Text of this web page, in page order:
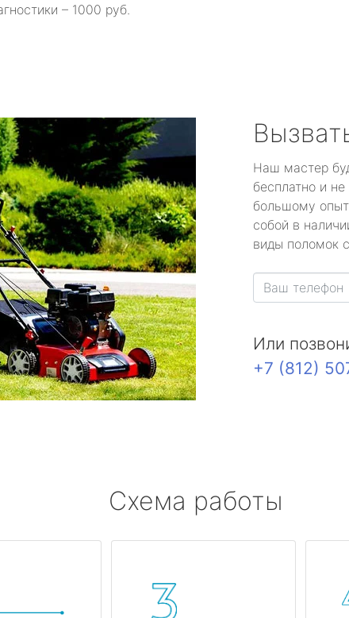
– 1000 руб.
Наш мастер
бесплатно и
большому
собой в
виды поломок
Или
+7 (812)
Схема работы